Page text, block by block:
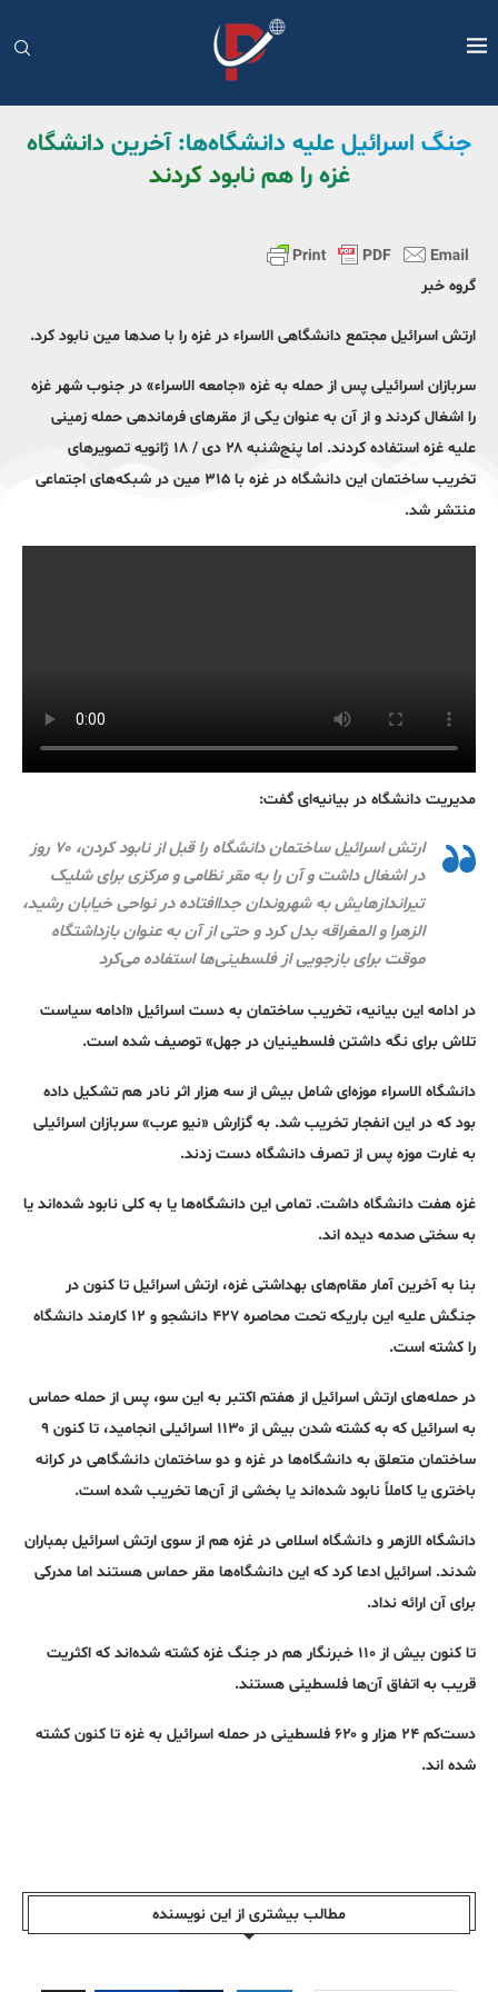
جنگ اسرائیل علیه دانشگاه‌ها: آخرین دانشگاه
غزه را هم نابود کردند
گروه خبر
ارتش اسرائیل مجتمع دانشگاهی الاسراء در غزه را با صدها مین نابود کرد.
سربازان اسرائیلی پس از حمله به غزه «جامعه الاسراء» در جنوب شهر غزه
را اشغال کردند و از آن به عنوان یکی از مقرهای فرماندهی حمله زمینی
علیه غزه استفاده کردند. اما پنج‌شنبه ۲۸ دی / ۱۸ ژانویه تصویرهای
تخریب ساختمان این دانشگاه در غزه با ۳۱۵ مین در شبکه‌های اجتماعی
منتشر شد.
مدیریت دانشگاه در بیانیه‌ای گفت:
ارتش اسرائیل ساختمان دانشگاه را قبل از نابود کردن، ۷۰ روز
در اشغال داشت و آن را به مقر نظامی و مرکزی برای شلیک
تیراندازهایش به شهروندان جداافتاده در نواحی خیابان رشید،
الزهرا و المغراقه بدل کرد و حتی از آن به عنوان بازداشتگاه
موقت برای بازجویی از فلسطینی‌ها استفاده می‌کرد
در ادامه این بیانیه، تخریب ساختمان به دست اسرائیل «ادامه سیاست
تلاش برای نگه داشتن فلسطینیان در جهل» توصیف شده است.
دانشگاه الاسراء موزه‌ای شامل بیش از سه هزار اثر نادر هم تشکیل داده
بود که در این انفجار تخریب شد. به گزارش «نیو عرب» سربازان اسرائیلی
به غارت موزه پس از تصرف دانشگاه دست زدند.
غزه هفت دانشگاه داشت. تمامی این دانشگاه‌ها یا به کلی نابود شده‌اند یا
به سختی صدمه دیده اند.
بنا به آخرین آمار مقام‌های بهداشتی غزه، ارتش اسرائیل تا کنون در
جنگش علیه این باریکه تحت محاصره ۴۲۷ دانشجو و ۱۲ کارمند دانشگاه
را کشته است.
در حمله‌های ارتش اسرائیل از هفتم اکتبر به این سو، پس از حمله حماس
به اسرائیل که به کشته شدن بیش از ۱۱۳۰ اسرائیلی انجامید، تا کنون ۹
ساختمان متعلق به دانشگاه‌ها در غزه و دو ساختمان دانشگاهی در کرانه
باختری یا کاملاً نابود شده‌اند یا بخشی از آن‌ها تخریب شده است.
دانشگاه الازهر و دانشگاه اسلامی در غزه هم از سوی ارتش اسرائیل بمباران
شدند. اسرائیل ادعا کرد که این دانشگاه‌ها مقر حماس هستند اما مدرکی
برای آن ارائه نداد.
تا کنون بیش از ۱۱۰ خبرنگار هم در جنگ غزه کشته شده‌اند که اکثریت
قریب به اتفاق آن‌ها فلسطینی هستند.
دست‌کم ۲۴ هزار و ۶۲۰ فلسطینی در حمله اسرائیل به غزه تا کنون کشته
شده اند.
مطالب بیشتری از این نویسندە